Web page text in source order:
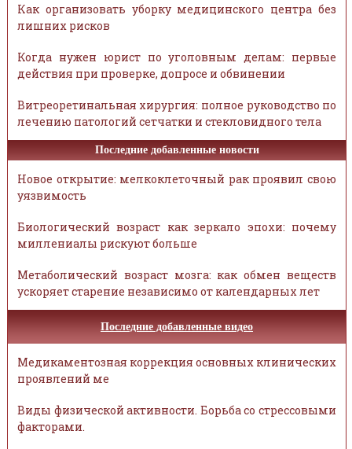
Как организовать уборку медицинского центра без
лишних рисков
Когда нужен юрист по уголовным делам: первые
действия при проверке, допросе и обвинении
Витреоретинальная хирургия: полное руководство по
лечению патологий сетчатки и стекловидного тела
Последние добавленные новости
Новое открытие: мелкоклеточный рак проявил свою
уязвимость
Биологический возраст как зеркало эпохи: почему
миллениалы рискуют больше
Метаболический возраст мозга: как обмен веществ
ускоряет старение независимо от календарных лет
Последние добавленные видео
Медикаментозная коррекция основных клинических
проявлений ме
Виды физической активности. Борьба со стрессовыми
факторами.